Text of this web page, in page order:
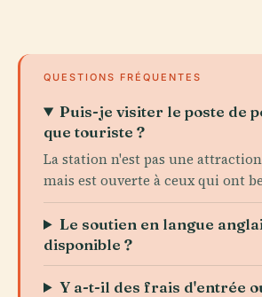
QUESTIONS FRÉQUENTES
Puis-je visiter le poste de
que touriste ?
La station n'est pas une
mais est ouverte à ceux qui ont
Le soutien en langue
disponible ?
Y a-t-il des frais d'entrée